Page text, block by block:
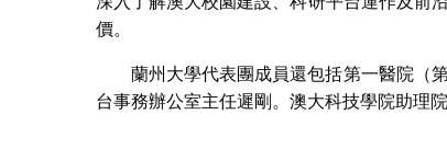
價。
蘭州大學代表團成員還包括第一醫院（
台事務辦公室主任遲剛。澳大科技學院助理